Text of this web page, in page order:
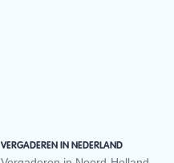
VERGADEREN IN NEDERLAND